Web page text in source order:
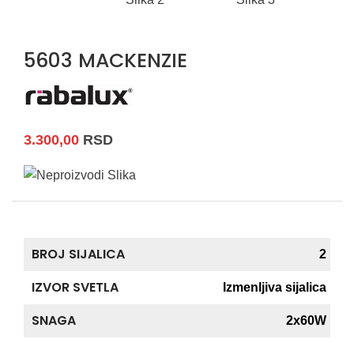
5603 MACKENZIE
3.300,00 RSD
BROJ SIJALICA 2
IZVOR SVETLA Izmenljiva sijalica
SNAGA 2x60W